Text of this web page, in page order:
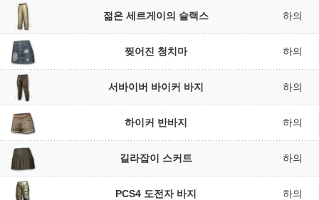
젊은 세르게이의 슬랙스 하의
찢어진 청치마 하의
서바이버 바이커 바지 하의
하이커 반바지 하의
길라잡이 스커트 하의
PCS4 도전자 바지 하의